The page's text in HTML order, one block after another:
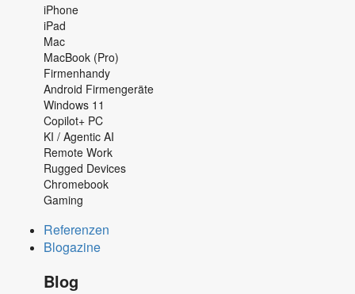
iPhone
iPad
Mac
MacBook (Pro)
Firmenhandy
Android Firmengeräte
Windows 11
Copilot+ PC
KI / Agentic AI
Remote Work
Rugged Devices
Chromebook
Gaming
Referenzen
Blogazine
Blog